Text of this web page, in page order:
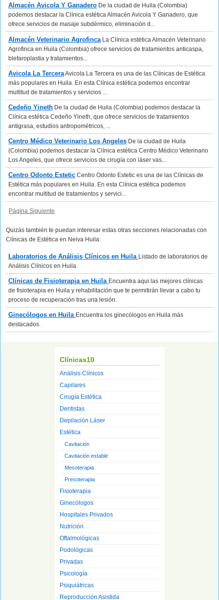
Almacén Avicola Y Ganadero De la ciudad de Huila (Colombia)
podemos destacar la Clínica estética Almacén Avicola Y Ganadero, que
ofrece servicios de masaje subdérmico, eliminación d...
Almacén Veterinario AgrofincaLa Clínica estética Almacén Veterinario
Agrofinca en Huila (Colombia) ofrece servicios de tratamientos anticaspa,
blefaroplastia y tratamientos...
Avicola La TerceraAvicola La Tercera es una de las Clínicas de Estética
más populares en Huila. En esta Clínica estética podemos encontrar
multitud de tratamientos y servicios ...
Cedeño Yineth De la ciudad de Huila (Colombia) podemos destacar la
Clínica estética Cedeño Yineth, que ofrece servicios de tratamientos
antigrasa, estudios antropométricos, ...
Centro Médico Veterinario Los Angeles De la ciudad de Huila
(Colombia) podemos destacar la Clínica estética Centro Médico Veterinario
Los Angeles, que ofrece servicios de cirugía con láser vas...
Centro Odonto Estetic Centro Odonto Estetic es una de las Clínicas de
Estética más populares en Huila. En esta Clínica estética podemos
encontrar multitud de tratamientos y servici...
Página Siguiente
Quizás también te puedan interesar estas otras secciones relacionadas con
Clínicas de Estética en Neiva Huila:
Laboratorios de Análisis Clínicos en Huila Listado de laboratorios de
Análisis Clínicos en Huila.
Clínicas de Fisioterapia en Huila Encuentra aqui las mejores clínicas
de fisioterapia en Huila y rehabilitación que te permitirán llevar a cabo tu
proceso de recuperación tras una lesión.
Ginecólogos en Huila Encuentra los ginecólogos en Huila más
destacados.
Clínicas10
Análisis Clínicos
Capilares
Cirugía Estética
Dentistas
Depilación Láser
Estética
Cavitación
Cavitación estable
Mesoterapia
Presoterapia
Fisioterapia
Ginecólogos
Hospitales Privados
Nutrición
Oftalmológicas
Podológicas
Privadas
Psicología
Psiquiátricas
Reproducción Asistida